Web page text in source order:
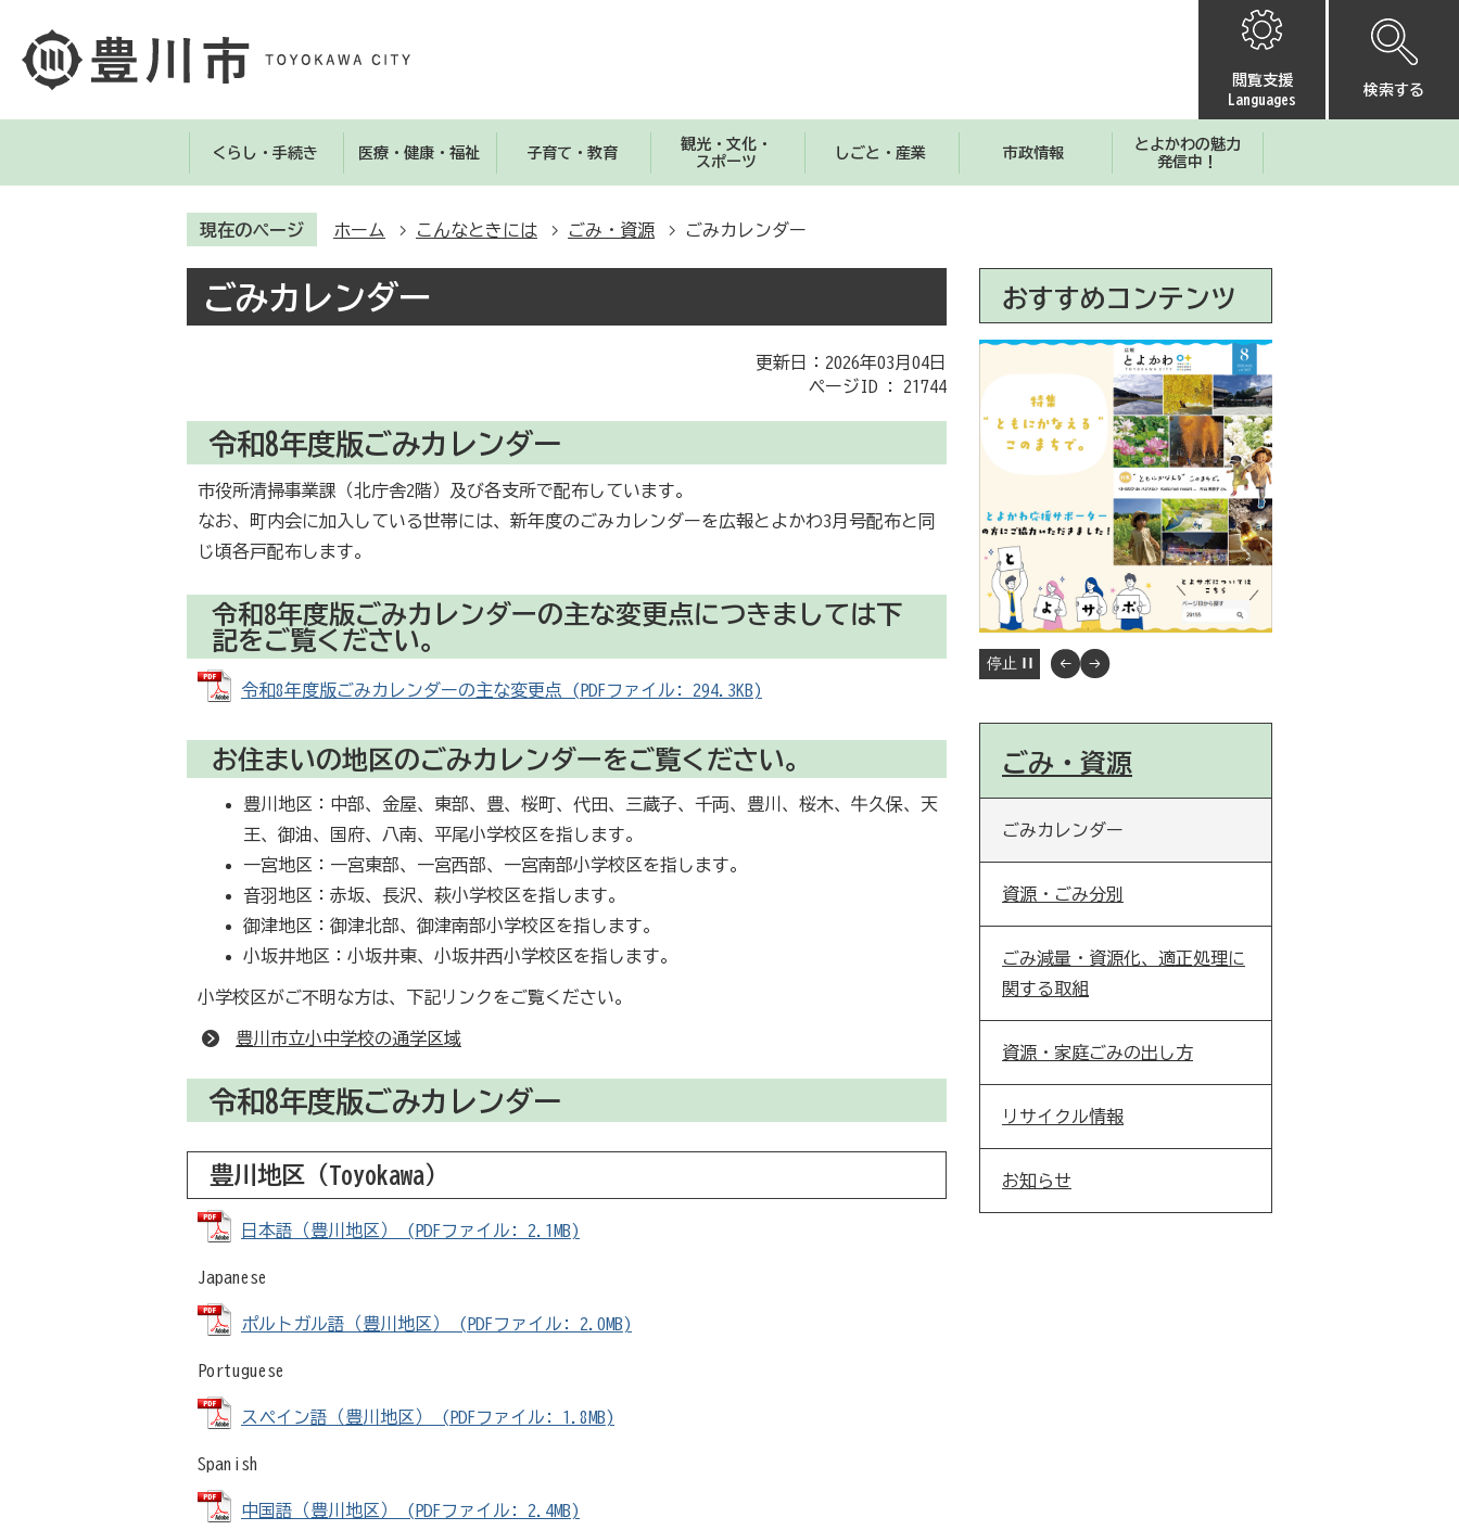
閲覧支援
Languages
検索する
くらし・手続き 医療・健康・福祉 子育て・教育
観光・文化・
スポーツ
しごと・産業 市政情報
とよかわの魅力
発信中！
現在のページ ホーム こんなときには ごみ・資源 ごみカレンダー
ごみカレンダー
更新日：2026年03月04日
ページID : 21744
令和8年度版ごみカレンダー
市役所清掃事業課（北庁舎2階）及び各支所で配布しています。
なお、町内会に加入している世帯には、新年度のごみカレンダーを広報とよかわ3月号配布と同
じ頃各戸配布します。
令和8年度版ごみカレンダーの主な変更点につきましては下
記をご覧ください。
令和8年度版ごみカレンダーの主な変更点 (PDFファイル: 294.3KB)
お住まいの地区のごみカレンダーをご覧ください。
豊川地区：中部、金屋、東部、豊、桜町、代田、三蔵子、千両、豊川、桜木、牛久保、天
王、御油、国府、八南、平尾小学校区を指します。
一宮地区：一宮東部、一宮西部、一宮南部小学校区を指します。
音羽地区：赤坂、長沢、萩小学校区を指します。
御津地区：御津北部、御津南部小学校区を指します。
小坂井地区：小坂井東、小坂井西小学校区を指します。
小学校区がご不明な方は、下記リンクをご覧ください。
豊川市立小中学校の通学区域
令和8年度版ごみカレンダー
豊川地区（Toyokawa）
日本語（豊川地区） (PDFファイル: 2.1MB)
Japanese
ポルトガル語（豊川地区） (PDFファイル: 2.0MB)
Portuguese
スペイン語（豊川地区） (PDFファイル: 1.8MB)
Spanish
中国語（豊川地区） (PDFファイル: 2.4MB)
おすすめコンテンツ
停止
ごみ・資源
ごみカレンダー
資源・ごみ分別
ごみ減量・資源化、適正処理に
関する取組
資源・家庭ごみの出し方
リサイクル情報
お知らせ